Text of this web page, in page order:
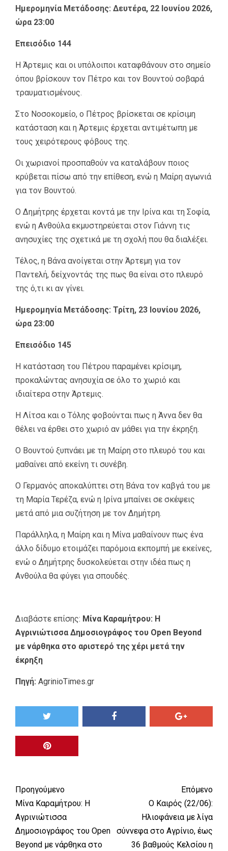
Ημερομηνία Μετάδοσης: Δευτέρα, 22 Ιουνίου 2026,
ώρα 23:00
Επεισόδιο 144
Η Άρτεμις και οι υπόλοιποι καταφθάνουν στο σημείο
όπου βρίσκουν τον Πέτρο και τον Βουντού σοβαρά
τραυματισμένους.
Στο Νοσοκομείο, ο Πέτρος βρίσκεται σε κρίσιμη
κατάσταση και η Άρτεμις έρχεται αντιμέτωπη με
τους χειρότερους φόβους της.
Οι χωριανοί προσπαθούν να καταλάβουν ποιος
κρύβεται πίσω από την επίθεση, ενώ η Μαίρη αγωνιά
για τον Βουντού.
Ο Δημήτρης έρχεται κοντά με την Ιρίνα και τη Σοφία,
ενώ η Ανθούλα εκμυστηρεύεται στον Γιάννη τις
ανησυχίες της σχετικά με τη σχολή που θα διαλέξει.
Τέλος, η Βάνα ανοίγεται στην Άρτεμη για τον
Παντελή, δείχνοντάς της πως θα είναι στο πλευρό
της ό,τι κι αν γίνει.
Ημερομηνία Μετάδοσης: Τρίτη, 23 Ιουνίου 2026,
ώρα 23:00
Επεισόδιο 145
Η κατάσταση του Πέτρου παραμένει κρίσιμη,
προκαλώντας ανησυχία σε όλο το χωριό και
ιδιαίτερα στην Άρτεμις.
Η Λίτσα και ο Τόλης φοβούνται πως η Άννα δεν θα
θέλει να έρθει στο χωριό αν μάθει για την έκρηξη.
Ο Βουντού ξυπνάει με τη Μαίρη στο πλευρό του και
μαθαίνει από εκείνη τι συνέβη.
Ο Γερμανός αποκαλύπτει στη Βάνα τον καβγά του με
τη Μαρία Τερέζα, ενώ η Ιρίνα μπαίνει σε σκέψεις
μετά από μια συζήτηση με τον Δημήτρη.
Παράλληλα, η Μαίρη και η Μίνα μαθαίνουν πως ένα
άλλο δίδυμο ετοιμάζει παρόμοια εκπομπή με εκείνες,
ενώ ο Δημήτρης δυσκολεύεται στην ιδέα πως η
Ανθούλα θα φύγει για σπουδές.
Διαβάστε επίσης: Μίνα Καραμήτρου: Η
Αγρινιώτισσα Δημοσιογράφος του Open Beyond
με νάρθηκα στο αριστερό της χέρι μετά την
έκρηξη
Πηγή: AgrinioTimes.gr
Προηγούμενο
Μίνα Καραμήτρου: Η
Αγρινιώτισσα
Δημοσιογράφος του Open
Beyond με νάρθηκα στο
Επόμενο
Ο Καιρός (22/06):
Ηλιοφάνεια με λίγα
σύννεφα στο Αγρίνιο, έως
36 βαθμούς Κελσίου η